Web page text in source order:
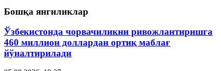
Бошқа янгиликлар
Ўзбекистонда чорвачиликни ривожлантиришга
460 миллион доллардан ортиқ маблағ
йўналтирилади